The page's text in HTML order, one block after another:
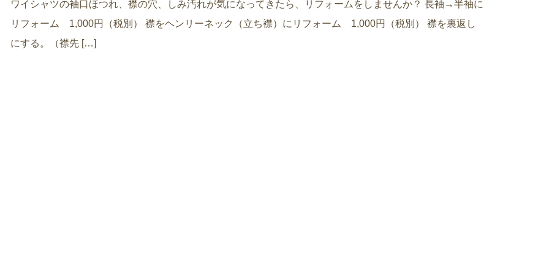
ワイシャツの袖口ほつれ、襟の穴、しみ汚れが気になってきたら、リフォームをしませんか？ 長袖→半袖に
リフォーム 1,000円（税別） 襟をヘンリーネック（立ち襟）にリフォーム 1,000円（税別） 襟を裏返し
にする。（襟先 […]